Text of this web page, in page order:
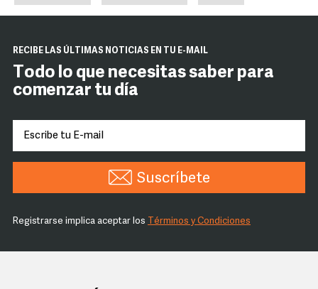
RECIBE LAS ÚLTIMAS NOTICIAS EN TU E-MAIL
Todo lo que necesitas saber para
comenzar tu día
Suscríbete
Registrarse implica aceptar los Términos y Condiciones